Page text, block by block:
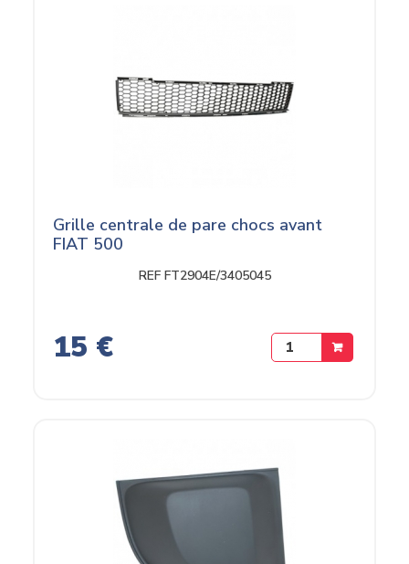
Grille centrale de pare chocs avant
FIAT 500
REF FT2904E/3405045
15 €